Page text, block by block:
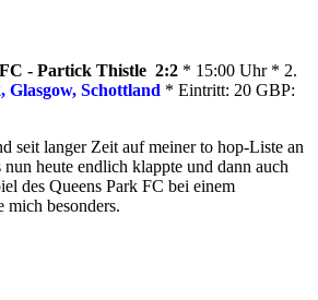
- Partick Thistle 2:2 * 15:00 Uhr * 2.
Glasgow, Schottland * Eintritt: 20 GBP:
seit langer Zeit auf meiner to hop-Liste an
nun heute endlich klappte und dann auch
des Queens Park FC bei einem
besonders.